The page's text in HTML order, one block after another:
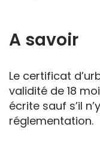
A savoir
Le certificat
validité de 18
écrite sauf s’il
réglementation.